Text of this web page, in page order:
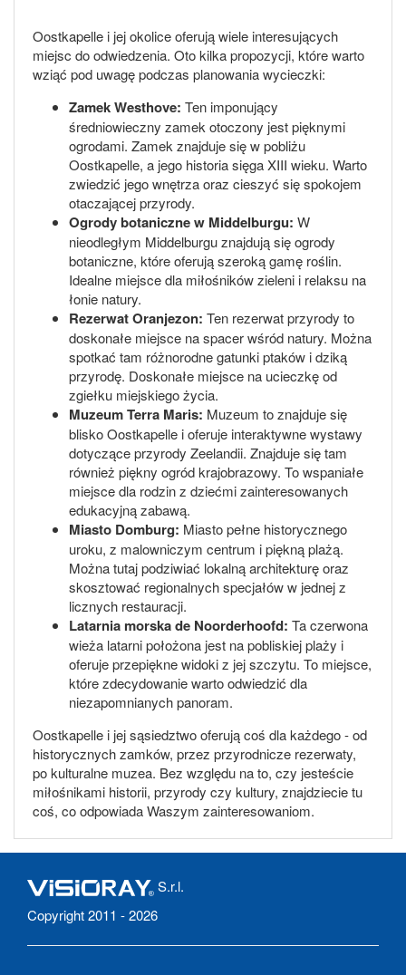
Oostkapelle i jej okolice oferują wiele interesujących
miejsc do odwiedzenia. Oto kilka propozycji, które warto
wziąć pod uwagę podczas planowania wycieczki:
Zamek Westhove: Ten imponujący
średniowieczny zamek otoczony jest pięknymi
ogrodami. Zamek znajduje się w pobliżu
Oostkapelle, a jego historia sięga XIII wieku. Warto
zwiedzić jego wnętrza oraz cieszyć się spokojem
otaczającej przyrody.
Ogrody botaniczne w Middelburgu: W
nieodległym Middelburgu znajdują się ogrody
botaniczne, które oferują szeroką gamę roślin.
Idealne miejsce dla miłośników zieleni i relaksu na
łonie natury.
Rezerwat Oranjezon: Ten rezerwat przyrody to
doskonałe miejsce na spacer wśród natury. Można
spotkać tam różnorodne gatunki ptaków i dziką
przyrodę. Doskonałe miejsce na ucieczkę od
zgiełku miejskiego życia.
Muzeum Terra Maris: Muzeum to znajduje się
blisko Oostkapelle i oferuje interaktywne wystawy
dotyczące przyrody Zeelandii. Znajduje się tam
również piękny ogród krajobrazowy. To wspaniałe
miejsce dla rodzin z dziećmi zainteresowanych
edukacyjną zabawą.
Miasto Domburg: Miasto pełne historycznego
uroku, z malowniczym centrum i piękną plażą.
Można tutaj podziwiać lokalną architekturę oraz
skosztować regionalnych specjałów w jednej z
licznych restauracji.
Latarnia morska de Noorderhoofd: Ta czerwona
wieża latarni położona jest na pobliskiej plaży i
oferuje przepiękne widoki z jej szczytu. To miejsce,
które zdecydowanie warto odwiedzić dla
niezapomnianych panoram.
Oostkapelle i jej sąsiedztwo oferują coś dla każdego - od
historycznych zamków, przez przyrodnicze rezerwaty,
po kulturalne muzea. Bez względu na to, czy jesteście
miłośnikami historii, przyrody czy kultury, znajdziecie tu
coś, co odpowiada Waszym zainteresowaniom.
S.r.l.
Copyright 2011 - 2026